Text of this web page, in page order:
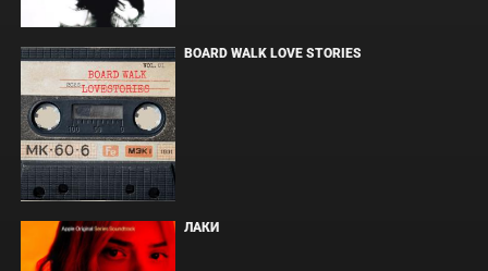
BOARD WALK LOVE STORIES
ЛАКИ